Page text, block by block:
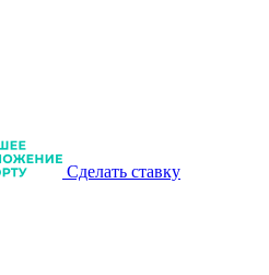
Сделать ставку